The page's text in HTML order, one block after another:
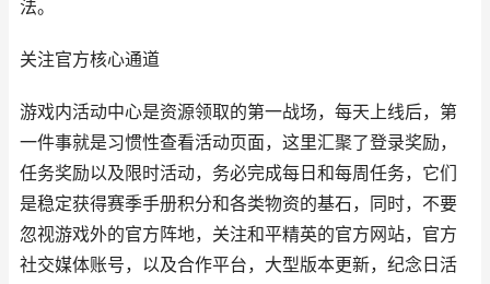
法。
关注官方核心通道
游戏内活动中心是资源领取的第一战场，每天上线后，第
一件事就是习惯性查看活动页面，这里汇聚了登录奖励，
任务奖励以及限时活动，务必完成每日和每周任务，它们
是稳定获得赛季手册积分和各类物资的基石，同时，不要
忽视游戏外的官方阵地，关注和平精英的官方网站，官方
社交媒体账号，以及合作平台，大型版本更新，纪念日活